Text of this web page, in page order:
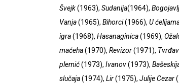
Švejk(1963), Sudanija(1964),
Vanja(1965), Bihorci(1966), U
igra(1968), Hasanaginica(1969),
maćeha(1970), Revizor(1971),
plemić(1973), Ivanov(1973),
slučaja(1974), Lir(1975), Julije Cezar